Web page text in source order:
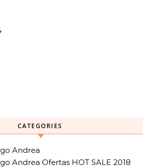
CATEGORIES
Andrea
Andrea Ofertas HOT SALE 2018